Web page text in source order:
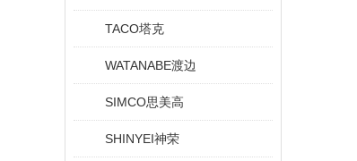
TACO塔克
WATANABE渡边
SIMCO思美高
SHINYEI神荣